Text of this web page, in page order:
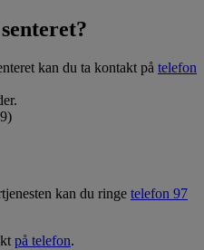
kan du ta kontakt på telefon
kan du ringe telefon 97
på telefon.